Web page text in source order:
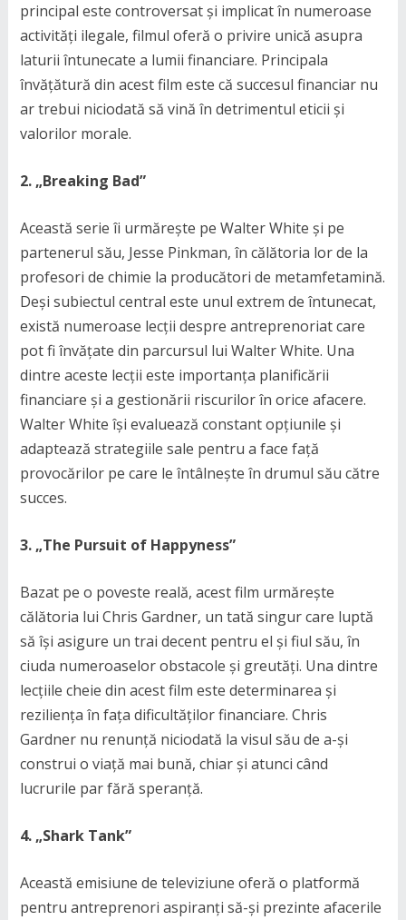
principal este controversat și implicat în numeroase
activități ilegale, filmul oferă o privire unică asupra
laturii întunecate a lumii financiare. Principala
învățătură din acest film este că succesul financiar nu
ar trebui niciodată să vină în detrimentul eticii și
valorilor morale.
2. „Breaking Bad”
Această serie îi urmărește pe Walter White și pe
partenerul său, Jesse Pinkman, în călătoria lor de la
profesori de chimie la producători de metamfetamină.
Deși subiectul central este unul extrem de întunecat,
există numeroase lecții despre antreprenoriat care
pot fi învățate din parcursul lui Walter White. Una
dintre aceste lecții este importanța planificării
financiare și a gestionării riscurilor în orice afacere.
Walter White își evaluează constant opțiunile și
adaptează strategiile sale pentru a face față
provocărilor pe care le întâlnește în drumul său către
succes.
3. „The Pursuit of Happyness”
Bazat pe o poveste reală, acest film urmărește
călătoria lui Chris Gardner, un tată singur care luptă
să își asigure un trai decent pentru el și fiul său, în
ciuda numeroaselor obstacole și greutăți. Una dintre
lecțiile cheie din acest film este determinarea și
reziliența în fața dificultăților financiare. Chris
Gardner nu renunță niciodată la visul său de a-și
construi o viață mai bună, chiar și atunci când
lucrurile par fără speranță.
4. „Shark Tank”
Această emisiune de televiziune oferă o platformă
pentru antreprenori aspiranți să-și prezinte afacerile